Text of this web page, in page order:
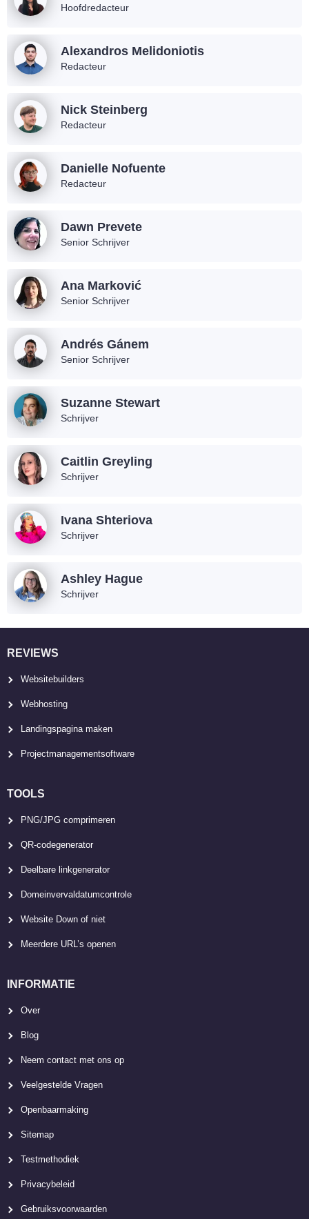
Hoofdredacteur
Alexandros Melidoniotis
Redacteur
Nick Steinberg
Redacteur
Danielle Nofuente
Redacteur
Dawn Prevete
Senior Schrijver
Ana Marković
Senior Schrijver
Andrés Gánem
Senior Schrijver
Suzanne Stewart
Schrijver
Caitlin Greyling
Schrijver
Ivana Shteriova
Schrijver
Ashley Hague
Schrijver
REVIEWS
Websitebuilders
Webhosting
Landingspagina maken
Projectmanagementsoftware
TOOLS
PNG/JPG comprimeren
QR-codegenerator
Deelbare linkgenerator
Domeinvervaldatumcontrole
Website Down of niet
Meerdere URL’s openen
INFORMATIE
Over
Blog
Neem contact met ons op
Veelgestelde Vragen
Openbaarmaking
Sitemap
Testmethodiek
Privacybeleid
Gebruiksvoorwaarden